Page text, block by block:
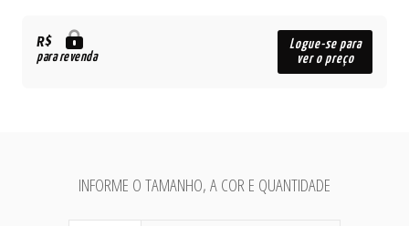
R$
para revenda
Logue-se para
ver o preço
INFORME O TAMANHO, A COR E QUANTIDADE